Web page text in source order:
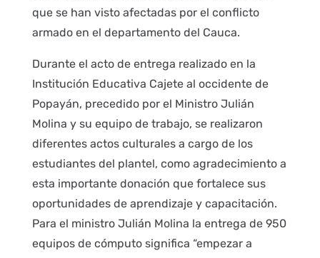
que se han visto afectadas por el conflicto
armado en el departamento del Cauca.
Durante el acto de entrega realizado en la
Institución Educativa Cajete al occidente de
Popayán, precedido por el Ministro Julián
Molina y su equipo de trabajo, se realizaron
diferentes actos culturales a cargo de los
estudiantes del plantel, como agradecimiento a
esta importante donación que fortalece sus
oportunidades de aprendizaje y capacitación.
Para el ministro Julián Molina la entrega de 950
equipos de cómputo significa “empezar a